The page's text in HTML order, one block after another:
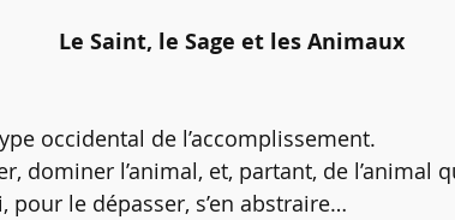
Le Saint, le Sage et les Animaux
occidental de l’accomplissement.
dominer l’animal, et, partant, de l’animal
le dépasser, s’en abstraire…